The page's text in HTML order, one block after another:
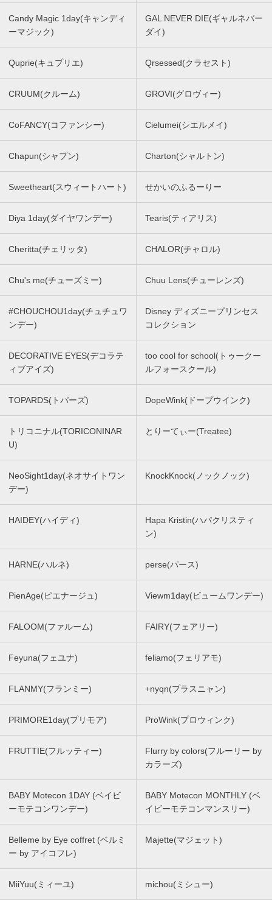
Candy Magic 1day(キャンディ
ーマジック)
GAL NEVER DIE(ギャルネバー
ダイ)
Quprie(キュプリエ) Qrsessed(クラセスト)
CRUUM(クルーム) GROVI(グロヴィー)
CoFANCY(コファンシー) Cielumei(シエルメイ)
Chapun(シャプン) Charton(シャルトン)
Sweetheart(スウィートハート) せかいのふるーりー
Diya 1day(ダイヤワンデー) Tearis(ティアリス)
Cheritta(チェリッタ) CHALOR(チャロル)
Chu's me(チューズミー) Chuu Lens(チューレンズ)
#CHOUCHOU1day(チュチュワ
ンデー)
Disney ディズニープリンセス
コレクション
DECORATIVE EYES(デコラテ
ィブアイズ)
too cool for school(トゥークー
ルフォースクール)
TOPARDS(トパーズ) DopeWink(ドープウインク)
トリコニナル(TORICONINAR
U)
とりーてぃー(Treatee)
NeoSight1day(ネオサイトワン
デー)
KnockKnock(ノックノック)
HAIDEY(ハイディ)
Hapa Kristin(ハパクリスティ
ン)
HARNE(ハルネ) perse(パース)
PienAge(ピエナージュ) Viewm1day(ビュームワンデー)
FALOOM(ファルーム) FAIRY(フェアリー)
Feyuna(フェユナ) feliamo(フェリアモ)
FLANMY(フランミー) +nyqn(プラスニャン)
PRIMORE1day(プリモア) ProWink(プロウィンク)
FRUTTIE(フルッティー)
Flurry by colors(フルーリー by
カラーズ)
BABY Motecon 1DAY (ベイビ
ーモテコンワンデー)
BABY Motecon MONTHLY (ベ
イビーモテコンマンスリー)
Belleme by Eye coffret (ベルミ
ー by アイコフレ)
Majette(マジェット)
MiiYuu(ミィーユ) michou(ミシュー)